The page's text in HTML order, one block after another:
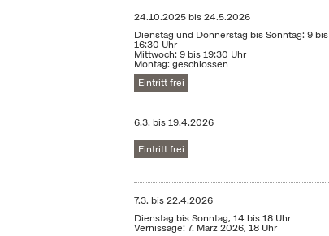
24.10.2025 bis24.5.2026
Dienstag und Donnerstag bis Sonntag: 9 bis
16:30 Uhr
Mittwoch: 9 bis 19:30 Uhr
Montag: geschlossen
Eintritt frei
6.3. bis19.4.2026
Eintritt frei
7.3. bis22.4.2026
Dienstag bis Sonntag, 14 bis 18 Uhr
Vernissage: 7. März 2026, 18 Uhr